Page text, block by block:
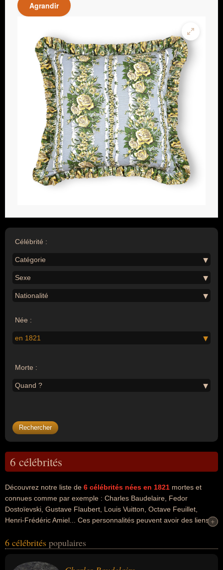
Agrandir
Célébrité :
Catégorie
Sexe
Nationalité
Née :
en 1821
Morte :
Quand ?
6 célébrités
Découvrez notre liste de 6 célébrités nées en 1821 mortes et
connues comme par exemple : Charles Baudelaire, Fedor
Dostoïevski, Gustave Flaubert, Louis Vuitton, Octave Feuillet,
Henri-Frédéric Amiel... Ces personnalités peuvent avoir des liens
business, de la couture, de la mode, du théâtre ou de la
écrivain, poète, romancier, artisan, commerçant, couturier,
+
+
6 célébrités populaires